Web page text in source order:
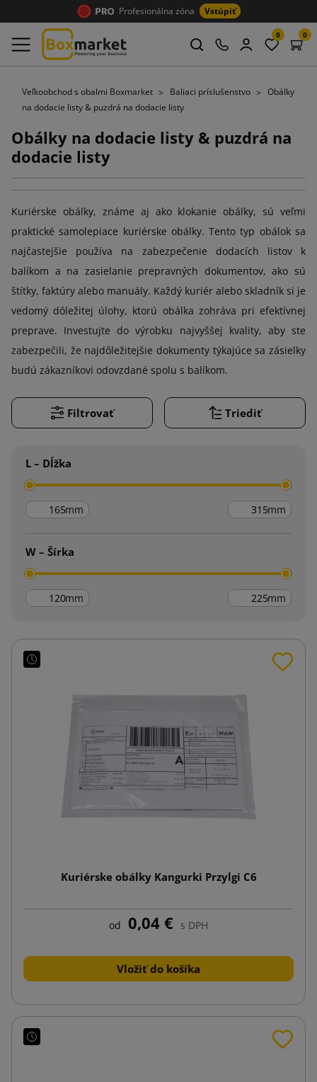
Profesionálna zóna Vstúpiť
0 0
Veľkoobchod s obalmi Boxmarket Baliaci príslušenstvo
Obálky
na dodacie listy & puzdrá na dodacie listy
Obálky na dodacie listy & puzdrá na
dodacie listy
Kuriérske obálky, známe aj ako klokanie obálky, sú veľmi
praktické samolepiace kuriérske obálky. Tento typ obálok sa
najčastejšie používa na zabezpečenie dodacích listov k
balíkom a na zasielanie prepravných dokumentov, ako sú
štítky, faktúry alebo manuály. Každý kuriér alebo skladník si je
vedomý dôležitej úlohy, ktorú obálka zohráva pri efektívnej
preprave. Investujte do výrobku najvyššej kvality, aby ste
zabezpečili, že najdôležitejšie dokumenty týkajúce sa zásielky
budú zákazníkovi odovzdané spolu s balíkom.
Filtrovať Triediť
L – Dĺžka
mm mm
W – Šírka
mm mm
Kuriérske obálky Kangurki Przylgi C6
od 0,04 € s DPH
Vložiť do košíka